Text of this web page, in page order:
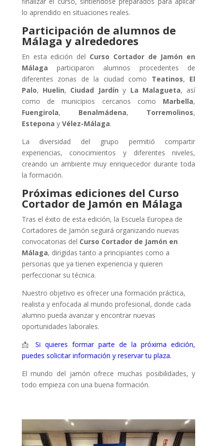
lo aprendido en situaciones reales.
Participación de alumnos de
Málaga y alrededores
En esta edición del Curso Cortador de Jamón en
Málaga participaron alumnos procedentes de
diferentes zonas de la ciudad como Teatinos, El
Palo, Huelin, Ciudad Jardín y La Malagueta, así
como de municipios cercanos como Marbella,
Fuengirola, Benalmádena, Torremolinos,
Estepona y Vélez-Málaga.
La diversidad del grupo permitió compartir
experiencias, conocimientos y diferentes niveles,
creando un ambiente muy enriquecedor durante toda
la formación.
Próximas ediciones del Curso
Cortador de Jamón en Málaga
Tras el éxito de esta edición, la Escuela Europea de
Cortadores de Jamón seguirá organizando nuevas
convocatorias del Curso Cortador de Jamón en
Málaga, dirigidas tanto a principiantes como a
personas que ya tienen experiencia y quieren
perfeccionar su técnica.
Nuestro objetivo es ofrecer una formación práctica,
realista y enfocada al mundo profesional, donde cada
alumno pueda avanzar y encontrar nuevas
oportunidades laborales.
📩
Si quieres formar parte de la próxima edición,
puedes solicitar información y reservar tu plaza.
El mundo del jamón ofrece muchas posibilidades, y
todo empieza con una buena formación.